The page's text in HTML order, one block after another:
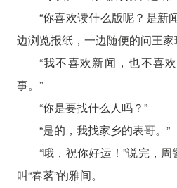
“你喜欢读什么版呢？是新
边浏览报纸，一边随便的问王家
“我不喜欢新闻，也不喜
事。”
“你是要找什么人吗？”
“是的，我找家乡的表哥。”
“哦，祝你好运！”说完，
叫“春茗”的雅间。